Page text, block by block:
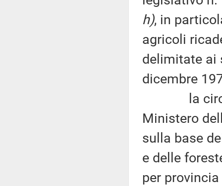
h), in
agricoli
delimitate ai
dicembre
la
Ministero
sulla base
e delle
per